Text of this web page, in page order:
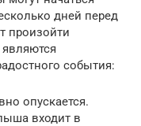
дней перед
произойти
события:
опускается.
входит в